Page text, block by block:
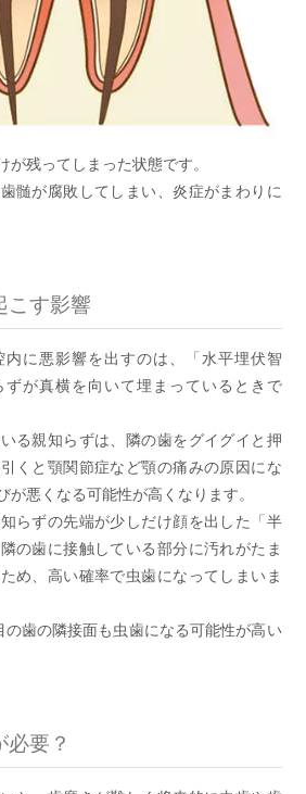
が残ってしまった状態です。
髄が腐敗してしまい、炎症がまわりに
こす影響
に悪影響を出すのは、「水平埋伏智
が真横を向いて埋まっているときで
る親知らずは、隣の歯をグイグイと押
くと顎関節症など顎の痛みの原因にな
が悪くなる可能性が高くなります。
らずの先端が少しだけ顔を出した「半
の歯に接触している部分に汚れがたま
め、高い確率で虫歯になってしまいま
歯の隣接面も虫歯になる可能性が高い
要？